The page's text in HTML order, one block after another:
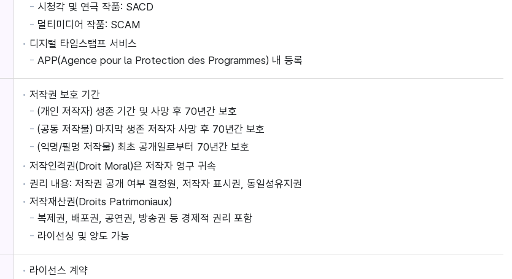
시청각 및 연극 작품: SACD
멀티미디어 작품: SCAM
디지털 타임스탬프 서비스
APP(Agence pour la Protection des Programmes) 내 등록
저작권 보호 기간
(개인 저작자) 생존 기간 및 사망 후 70년간 보호
(공동 저작물) 마지막 생존 저작자 사망 후 70년간 보호
(익명/필명 저작물) 최초 공개일로부터 70년간 보호
저작인격권(Droit Moral)은 저작자 영구 귀속
권리 내용: 저작권 공개 여부 결정원, 저작자 표시권, 동일성유지권
저작재산권(Droits Patrimoniaux)
복제권, 배포권, 공연권, 방송권 등 경제적 권리 포함
라이선싱 및 양도 가능
라이선스 계약